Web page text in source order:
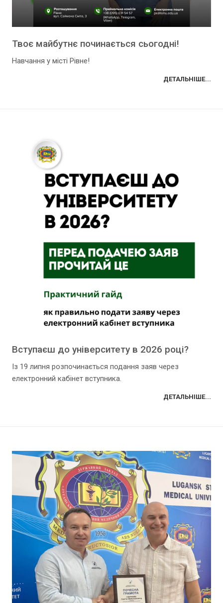
Твоє майбутнє починається сьогодні!
Навчання у місті Рівне!
ДЕТАЛЬНІШЕ...
Вступаєш до університету в 2026 році?
Із 19 липня розпочинається подання заяв через
електронний кабінет вступника.
ДЕТАЛЬНІШЕ...